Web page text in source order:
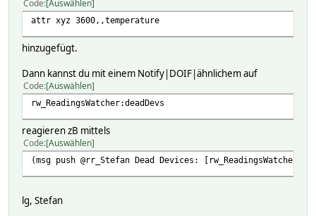
Code Auswählen
attr xyz 3600,,temperature
hinzugefügt.
Dann kannst du mit einem Notify|DOIF|ähnlichem auf
Code Auswählen
rw_ReadingsWatcher:deadDevs
reagieren zB mittels
Code Auswählen
(msg push @rr_Stefan Dead Devices:
lg, Stefan